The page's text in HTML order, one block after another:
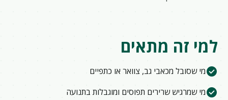
למי זה מתאים
check_circleמי שסובל מכאבי גב, צוואר או כתפיים
check_circleמי שמרגיש שרירים תפוסים ומוגבלות בתנועה